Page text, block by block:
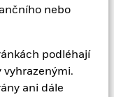
nebo
podléhají
vyhrazenými.
ani dále
používáním
s tím, že
veškeré ztráty,